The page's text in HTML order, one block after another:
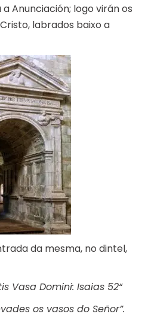
Anunciación; logo virán os
labrados baixo a
da mesma, no dintel,
Vasa Domini: Isaias 52“
os vasos do Señor”.